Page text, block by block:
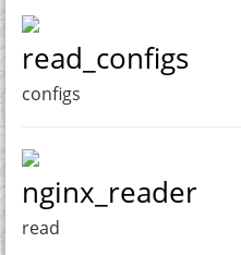
read_configs
configs
nginx_reader
read